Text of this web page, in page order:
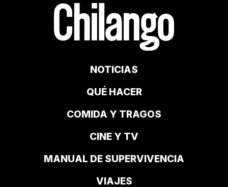
NOTICIAS
QUÉ HACER
COMIDA Y TRAGOS
CINE Y TV
MANUAL DE SUPERVIVENCIA
VIAJES